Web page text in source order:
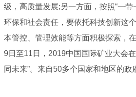
级，高质量发展;另一方面，按照“一
环保和社会责任，要依托科技创新这
本管控、管理效能等方面积极探索，
9日至11日，2019中国国际矿业大会
同未来”。来自50多个国家和地区的